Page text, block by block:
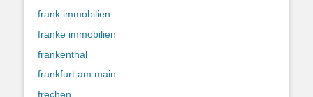
frank immobilien
franke immobilien
frankenthal
frankfurt am main
frechen